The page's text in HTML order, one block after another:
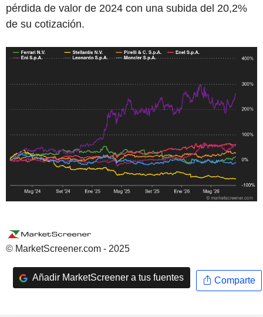
pérdida de valor de 2024 con una subida del 20,2%
de su cotización.
© MarketScreener.com - 2025
Añadir MarketScreener a tus fuentes Comparte